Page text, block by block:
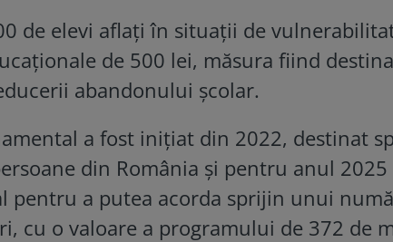
de elevi aflați în situații de
de 500 lei, măsura fiind
abandonului școlar.
a fost inițiat din 2022, destinat
din România și pentru anul 2025
pentru a putea acorda sprijin unui
cu o valoare a programului de 372 de